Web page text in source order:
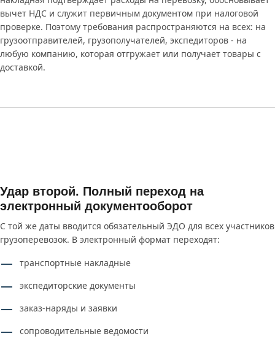
вычет НДС и служит первичным документом при налоговой
проверке. Поэтому требования распространяются на всех: на
грузоотправителей, грузополучателей, экспедиторов - на
любую компанию, которая отгружает или получает товары с
доставкой.
Удар второй. Полный переход на
электронный документооборот
С той же даты вводится обязательный ЭДО для всех участников
грузоперевозок. В электронный формат переходят:
транспортные накладные
экспедиторские документы
заказ-наряды и заявки
сопроводительные ведомости